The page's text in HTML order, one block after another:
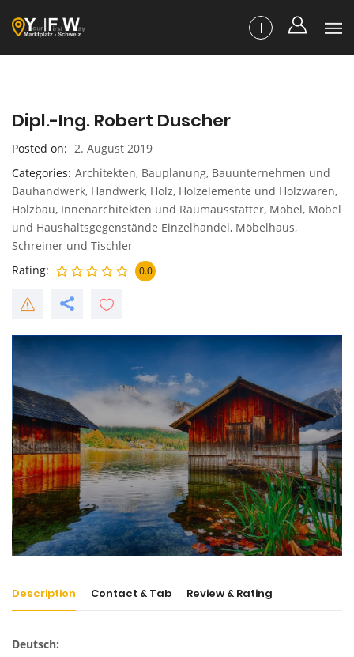
Dipl.-Ing. Robert Duscher
Posted on
2. August 2019
Categories Architekten, Bauplanung, Bauunternehmen und
Bauhandwerk, Handwerk, Holz, Holzelemente und Holzwaren,
Holzbau, Innenarchitekten und Raumausstatter, Möbel, Möbel
und Haushaltsgegenstände Einzelhandel, Möbelhaus,
Schreiner und Tischler
Rating
0.0
Description Contact & Tab Review & Rating
Deutsch: